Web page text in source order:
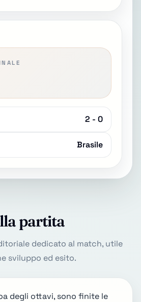
2 - 0
Brasile
partita
dedicato al match, utile
sviluppo ed esito.
degli ottavi, sono finite le